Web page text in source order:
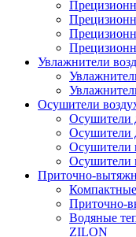
Увлажнители
Осушители
Осушители
Осушители
Осушители
Осушители
Приточно-
Приточно-
Водяные
ZILON